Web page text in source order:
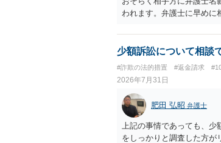
われます。弁護士に早めに
少額訴訟について相談
#詐欺の法的措置 #返金請求
2026年7月31日
肥田 弘昭 弁護士
上記の事情であっても、
をしっかりと調査した方が